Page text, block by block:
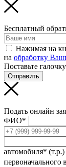
Бесплатный
Нажимая на
на обработку
Поставьте
Отправить
Подать онлайн
ФИО*
автомобиля* (т.р.)
первоначального